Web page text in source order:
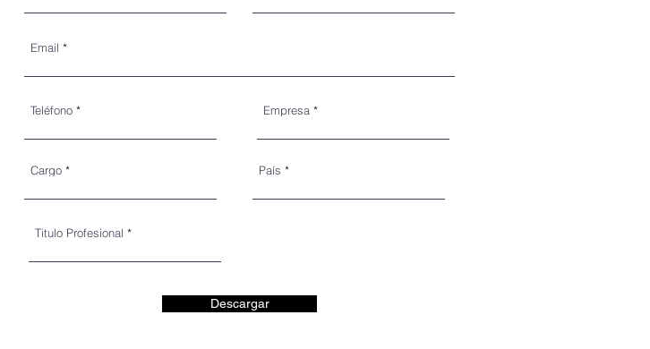
Email
Teléfono
Cargo
Empresa
País
Titulo Profesional
Descargar